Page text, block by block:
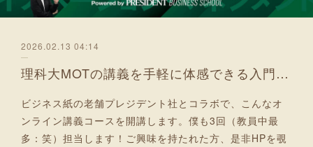
2026.02.13 04:14
理科大MOTの講義を手軽に体感できる入門コース 5月より開講！
ビジネス紙の老舗プレジデント社とコラボで、こんなオ
ンライン講義コースを開講します。僕も3回（教員中最
多：笑）担当します！ご興味を持たれた方、是非HPを覗